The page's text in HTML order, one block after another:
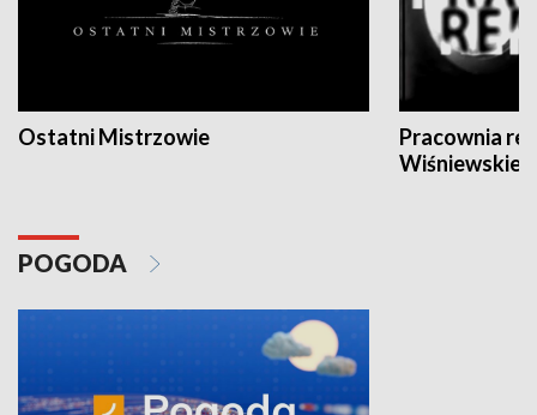
Ostatni Mistrzowie
Pracownia
POGODA